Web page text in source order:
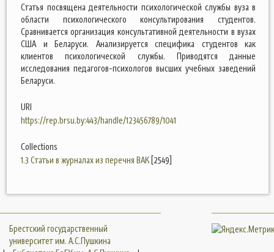
Статья посвящена деятельности психологической службы вуза в
области психологического консультирования студентов.
Сравнивается организация консультативной деятельности в вузах
США и Беларуси. Анализируется специфика студентов как
клиентов психологической службы. Приводятся данные
исследования педагогов-психологов высших учебных заведений
Беларуси.
URI
https://rep.brsu.by:443/handle/123456789/1041
Collections
1.3 Статьи в журналах из перечня ВАК [2549]
Брестский государственный
университет им. А.С.Пушкина